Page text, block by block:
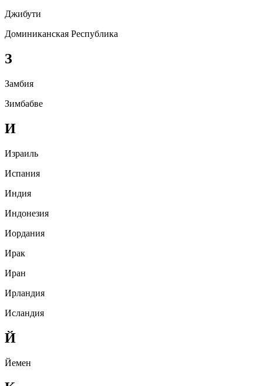
Джибути
Доминиканская Республика
З
Замбия
Зимбабве
И
Израиль
Испания
Индия
Индонезия
Иордания
Ирак
Иран
Ирландия
Исландия
Й
Йемен